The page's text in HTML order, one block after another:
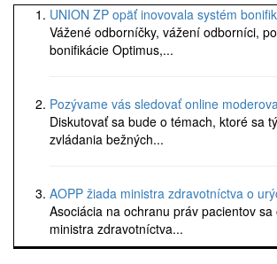
UNION ZP opäť inovovala systém
Vážené odborníčky, vážení odborníci,
bonifikácie Optimus,...
Pozývame vás sledovať online
Diskutovať sa bude o témach, ktoré sa
zvládania bežných...
AOPP žiada ministra zdravotníctva o
Asociácia na ochranu práv pacientov
ministra zdravotníctva...